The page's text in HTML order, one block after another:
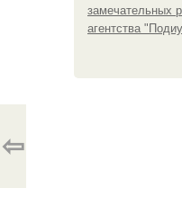
замечательных
агентства
⇦